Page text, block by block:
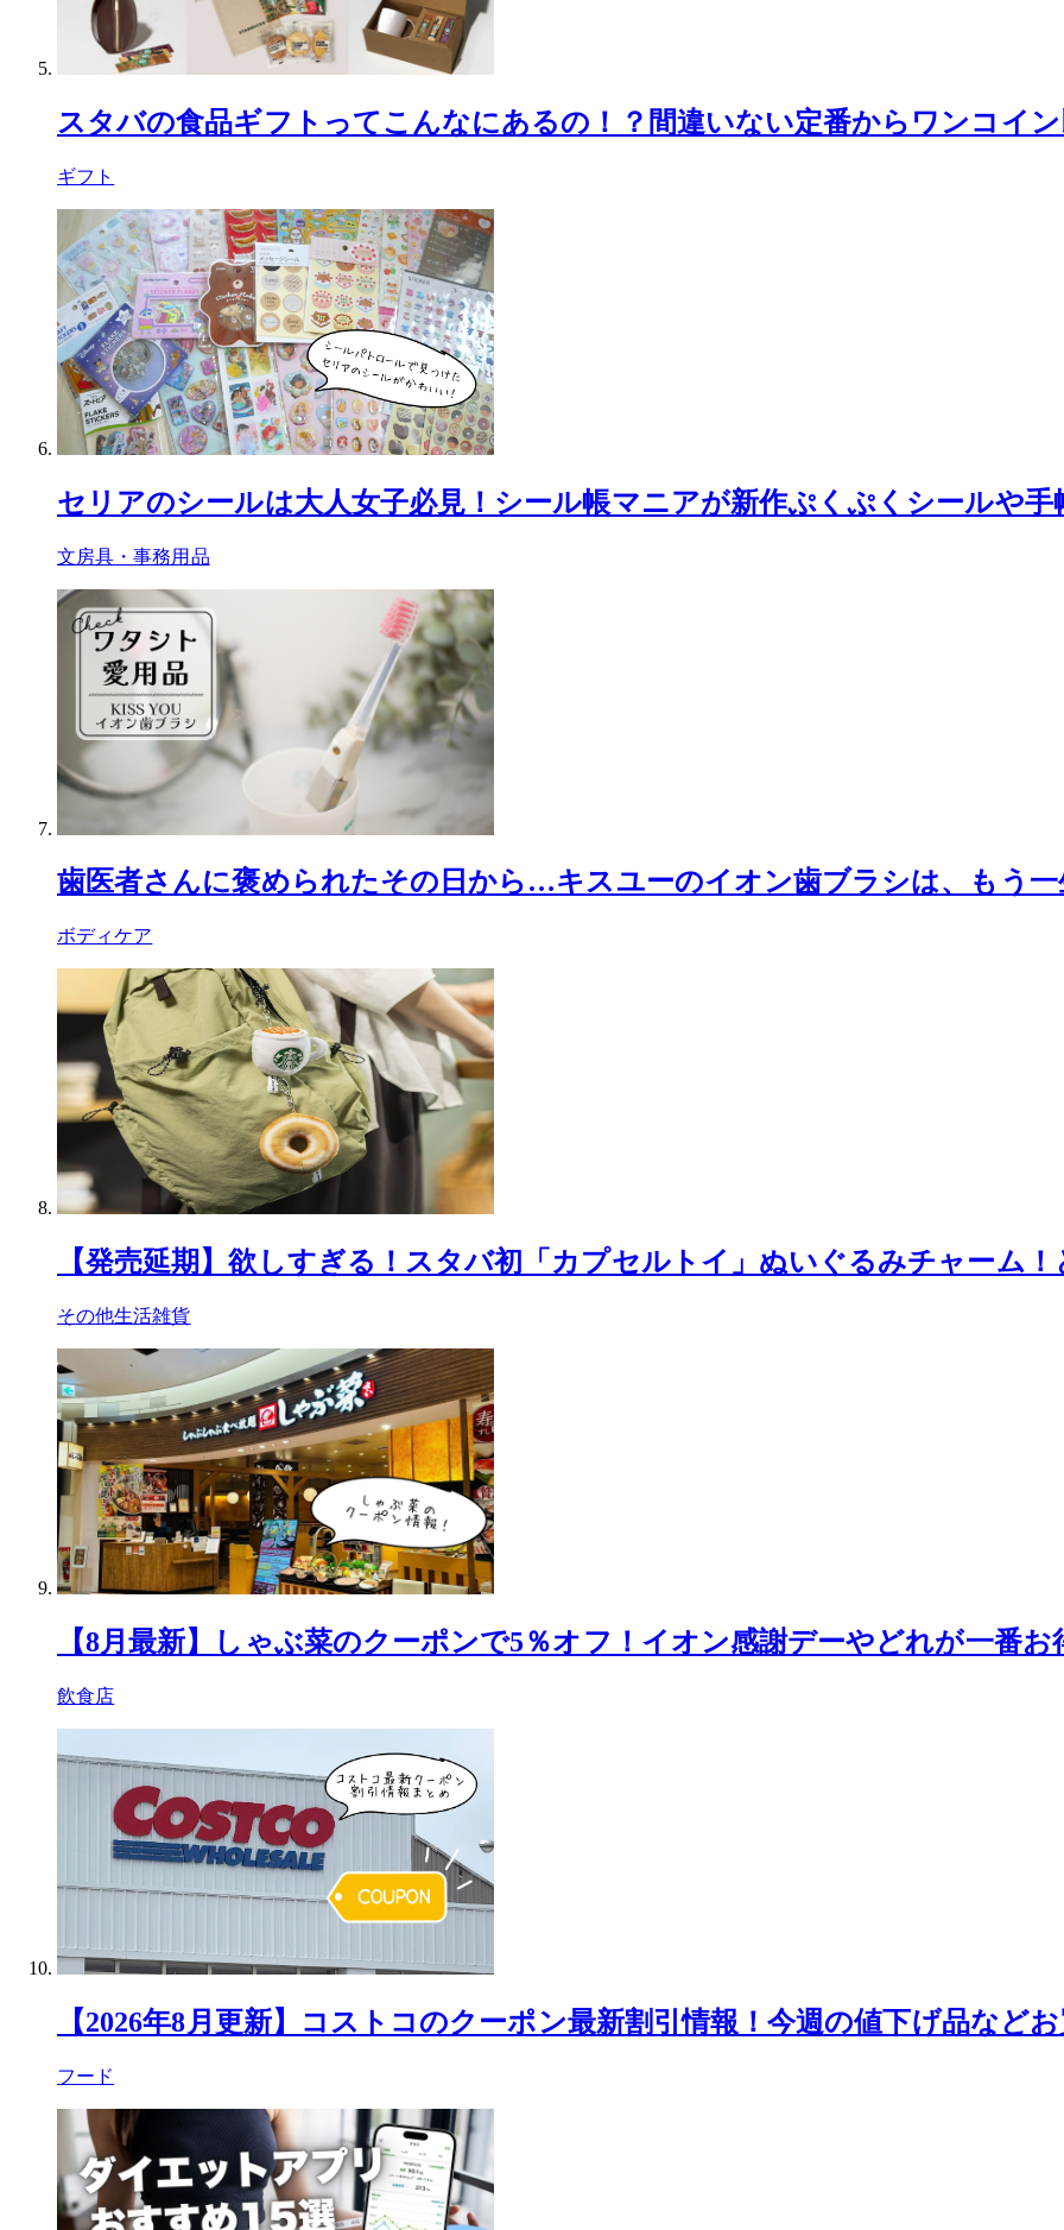
スタバの食品ギフトってこんなにあるの！？間違いない定番からワンコイ
ギフト
セリアのシールは大人女子必見！シール帳マニアが新作ぷくぷくシールや
文房具・事務用品
歯医者さんに褒められたその日から…キスユーのイオン歯ブラシは、もう一
ボディケア
【発売延期】欲しすぎる！スタバ初「カプセルトイ」ぬいぐるみチャーム
その他生活雑貨
【8月最新】しゃぶ菜のクーポンで5％オフ！イオン感謝デーやどれが一番お
飲食店
【2026年8月更新】コストコのクーポン最新割引情報！今週の値下げ品など
フード